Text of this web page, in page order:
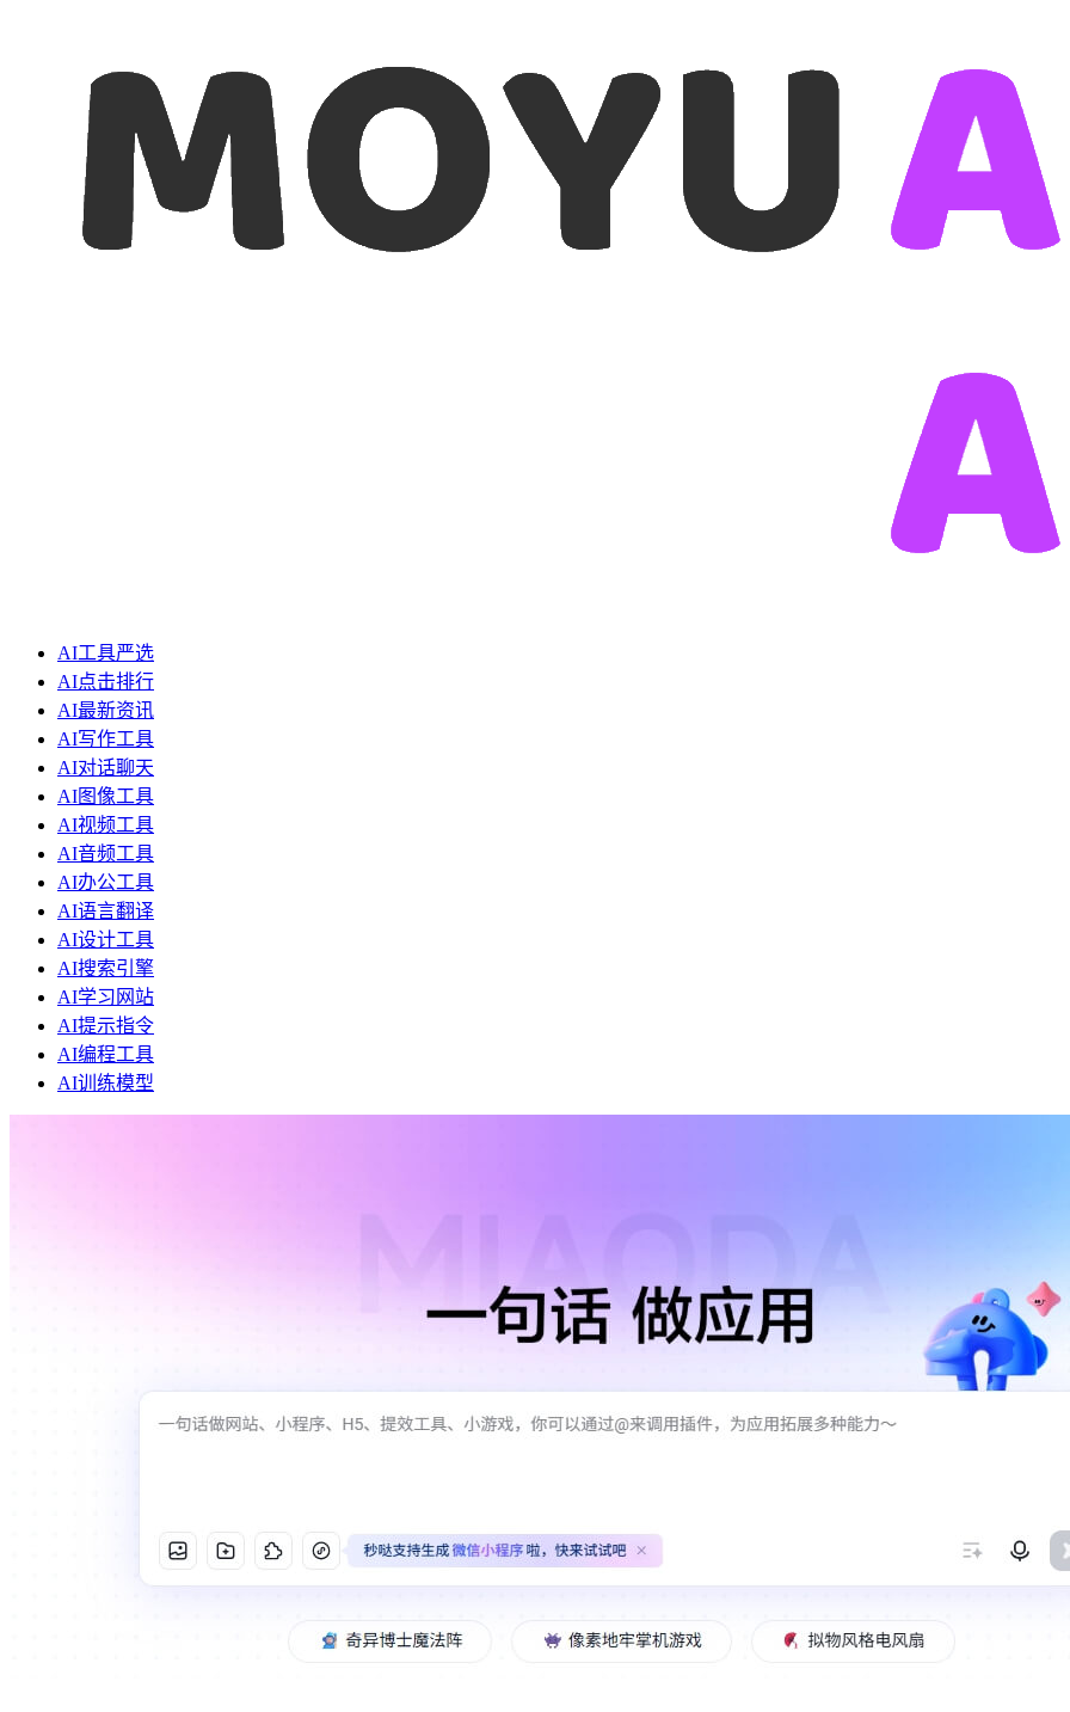
AI工具严选
AI点击排行
AI最新资讯
AI写作工具
AI对话聊天
AI图像工具
AI视频工具
AI音频工具
AI办公工具
AI语言翻译
AI设计工具
AI搜索引擎
AI学习网站
AI提示指令
AI编程工具
AI训练模型